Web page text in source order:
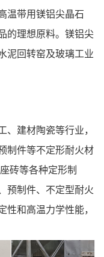
温带用镁铝尖晶石
的理想原料。镁铝尖
泥回转窑及玻璃工业
、建材陶瓷等行业，
制件等不定形耐火材
砖等各种定形制
预制件、不定型耐火
性和高温力学性能，